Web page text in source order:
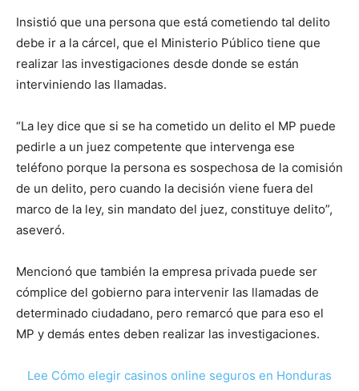
Insistió que una persona que está cometiendo tal delito
debe ir a la cárcel, que el Ministerio Público tiene que
realizar las investigaciones desde donde se están
interviniendo las llamadas.
“La ley dice que si se ha cometido un delito el MP puede
pedirle a un juez competente que intervenga ese
teléfono porque la persona es sospechosa de la comisión
de un delito, pero cuando la decisión viene fuera del
marco de la ley, sin mandato del juez, constituye delito”,
aseveró.
Mencionó que también la empresa privada puede ser
cómplice del gobierno para intervenir las llamadas de
determinado ciudadano, pero remarcó que para eso el
MP y demás entes deben realizar las investigaciones.
Lee Cómo elegir casinos online seguros en Honduras